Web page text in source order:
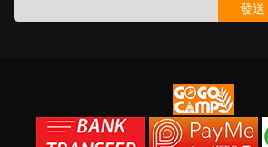
發送